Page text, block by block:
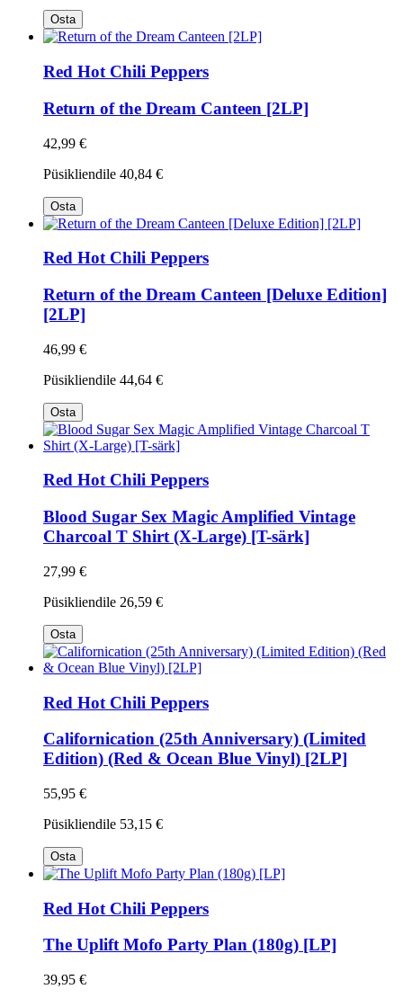
Osta
Red Hot Chili Peppers
Return of the Dream Canteen [2LP]
42,99 €
Püsikliendile 40,84 €
Osta
Red Hot Chili Peppers
Return of the Dream Canteen [Deluxe Edition]
[2LP]
46,99 €
Püsikliendile 44,64 €
Osta
Red Hot Chili Peppers
Blood Sugar Sex Magic Amplified Vintage
Charcoal T Shirt (X-Large) [T-särk]
27,99 €
Püsikliendile 26,59 €
Osta
Red Hot Chili Peppers
Californication (25th Anniversary) (Limited
Edition) (Red & Ocean Blue Vinyl) [2LP]
55,95 €
Püsikliendile 53,15 €
Osta
Red Hot Chili Peppers
The Uplift Mofo Party Plan (180g) [LP]
39,95 €